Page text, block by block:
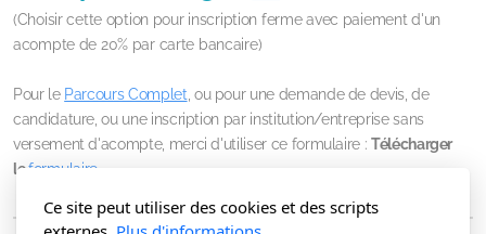
(Choisir cette option pour inscription ferme avec paiement d'un
acompte de 20% par carte bancaire)
Pour le Parcours Complet , ou pour une demande de devis, de
candidature, ou une inscription par institution/entreprise sans
versement d'acompte, merci d'utiliser ce formulaire : Télécharger
leformulaire
Ce site peut utiliser des cookies et des scripts